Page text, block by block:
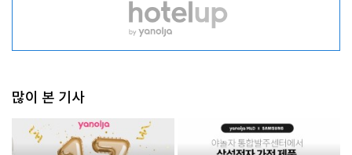
많이 본 기사